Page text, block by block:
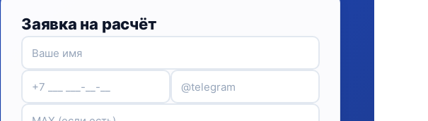
Заявка на расчёт